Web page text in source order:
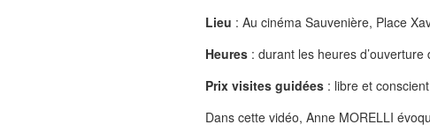
Lieu : Au cinéma Sauvenière, Place
Heures : durant les heures d’ouverture
Prix visites guidées : libre et
Dans cette vidéo, Anne MORELLI